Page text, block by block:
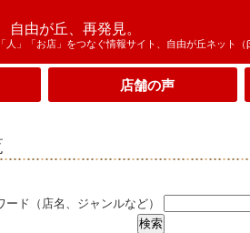
自由が丘、再発見。
人」「お店」をつなぐ情報サイト、自由が丘ネット（
店舗の声
ード（店名、ジャンルなど）